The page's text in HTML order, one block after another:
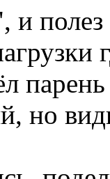
и
парень
но